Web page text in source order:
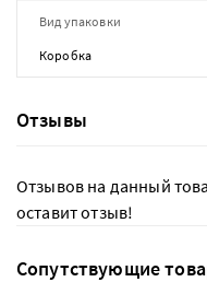
Вид упаковки
Коробка
Отзывы
Отзывов на данный
оставит отзыв!
Сопутствующие